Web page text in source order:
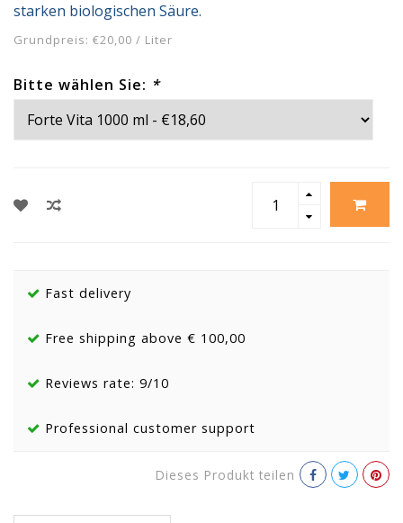
starken biologischen Säure.
Grundpreis: €20,00 / Liter
Bitte wählen Sie: *
Fast delivery
Free shipping above € 100,00
Reviews rate: 9/10
Professional customer support
Dieses Produkt teilen